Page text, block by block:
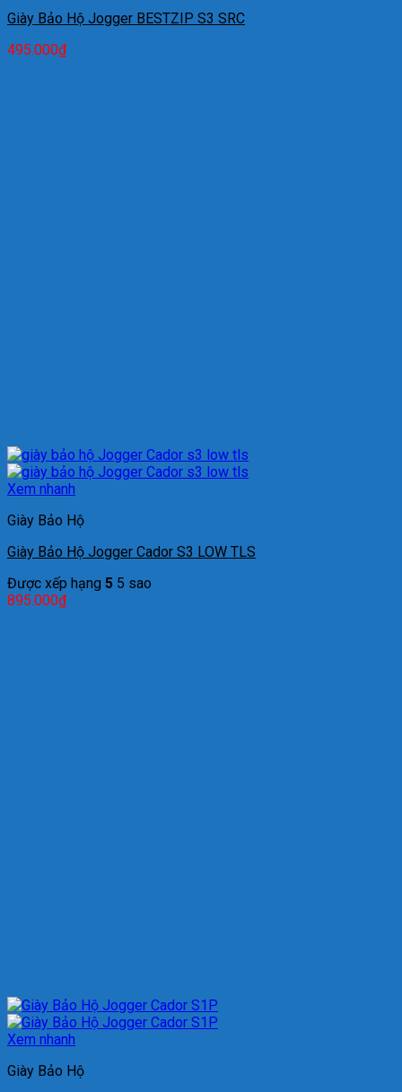
Giày Bảo Hộ Jogger BESTZIP S3 SRC
495.000₫
Xem nhanh
Giày Bảo Hộ
Giày Bảo Hộ Jogger Cador S3 LOW TLS
Được xếp hạng 5 5 sao
895.000₫
Xem nhanh
Giày Bảo Hộ